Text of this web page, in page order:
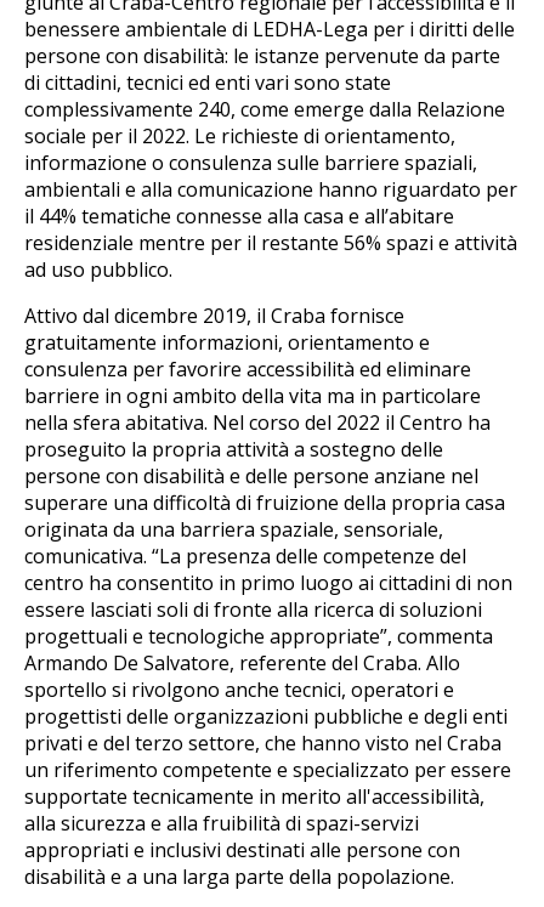
benessere ambientale di LEDHA-Lega per i diritti delle
persone con disabilità: le istanze pervenute da parte
di cittadini, tecnici ed enti vari sono state
complessivamente 240, come emerge dalla Relazione
sociale per il 2022. Le richieste di orientamento,
informazione o consulenza sulle barriere spaziali,
ambientali e alla comunicazione hanno riguardato per
il 44% tematiche connesse alla casa e all’abitare
residenziale mentre per il restante 56% spazi e attività
ad uso pubblico.
Attivo dal dicembre 2019, il Craba fornisce
gratuitamente informazioni, orientamento e
consulenza per favorire accessibilità ed eliminare
barriere in ogni ambito della vita ma in particolare
nella sfera abitativa. Nel corso del 2022 il Centro ha
proseguito la propria attività a sostegno delle
persone con disabilità e delle persone anziane nel
superare una difficoltà di fruizione della propria casa
originata da una barriera spaziale, sensoriale,
comunicativa. “La presenza delle competenze del
centro ha consentito in primo luogo ai cittadini di non
essere lasciati soli di fronte alla ricerca di soluzioni
progettuali e tecnologiche appropriate”, commenta
Armando De Salvatore, referente del Craba. Allo
sportello si rivolgono anche tecnici, operatori e
progettisti delle organizzazioni pubbliche e degli enti
privati e del terzo settore, che hanno visto nel Craba
un riferimento competente e specializzato per essere
supportate tecnicamente in merito all'accessibilità,
alla sicurezza e alla fruibilità di spazi-servizi
appropriati e inclusivi destinati alle persone con
disabilità e a una larga parte della popolazione.